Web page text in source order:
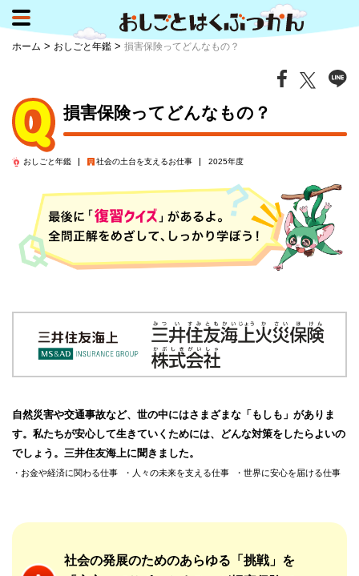
ホーム > おしごと年鑑 > 損害保険ってどんなもの？
損害保険ってどんなもの？
おしごと年鑑 社会の土台を支えるお仕事 2025年度
自然災害や交通事故など、世の中にはさまざまな「もしも」がありま
す。私たちが安心して生きていくためには、どんな対策をしたらよいの
でしょう。三井住友海上に聞きました。
お金や経済に関わる仕事 人々の未来を支える仕事 世界に安心を届ける仕事
社会の発展のためのあらゆる「挑戦」を